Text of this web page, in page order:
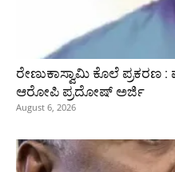
ರೇಣುಕಾಸ್ವಾಮಿ ಕೊಲೆ ಪ್ರಕರಣ
ಆರೋಪಿ ಪ್ರದೋಷ್‌ ಅರ್ಜಿ
August 6, 2026